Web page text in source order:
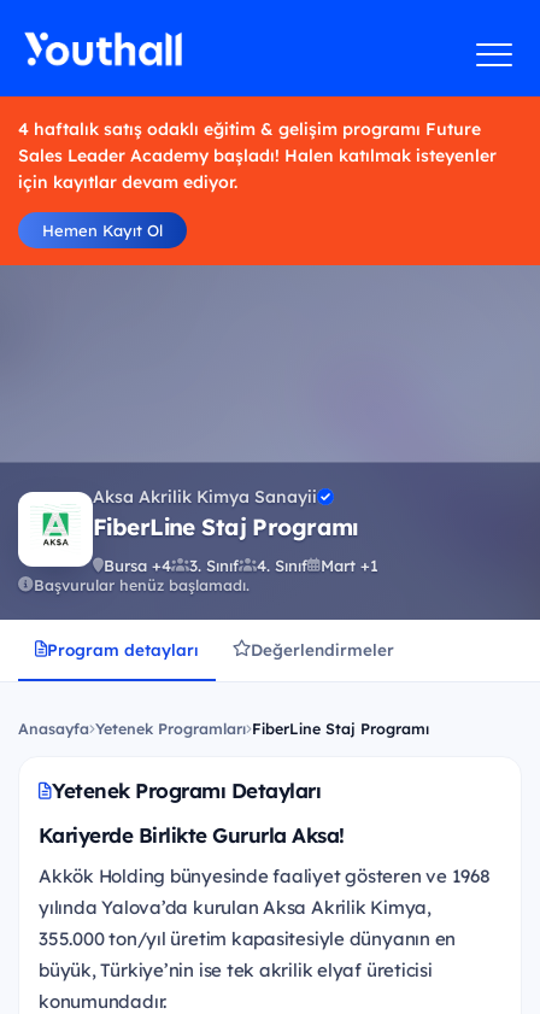
4 haftalık satış odaklı eğitim & gelişim programı Future
Sales Leader Academy başladı! Halen katılmak isteyenler
için kayıtlar devam ediyor.
Hemen Kayıt Ol
Aksa Akrilik Kimya Sanayii
FiberLine Staj Programı
Bursa +4 3. Sınıf 4. Sınıf
Mart +1
Başvurular henüz başlamadı.
Program detayları Değerlendirmeler
Anasayfa Yetenek Programları FiberLine Staj Programı
Yetenek Programı Detayları
Kariyerde Birlikte Gururla Aksa!
Akkök Holding bünyesinde faaliyet gösteren ve 1968
yılında Yalova’da kurulan Aksa Akrilik Kimya,
355.000 ton/yıl üretim kapasitesiyle dünyanın en
büyük, Türkiye’nin ise tek akrilik elyaf üreticisi
konumundadır.